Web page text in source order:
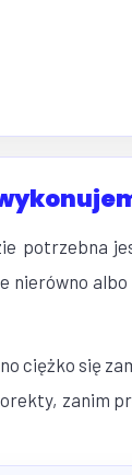
potrzebna
się
zanim